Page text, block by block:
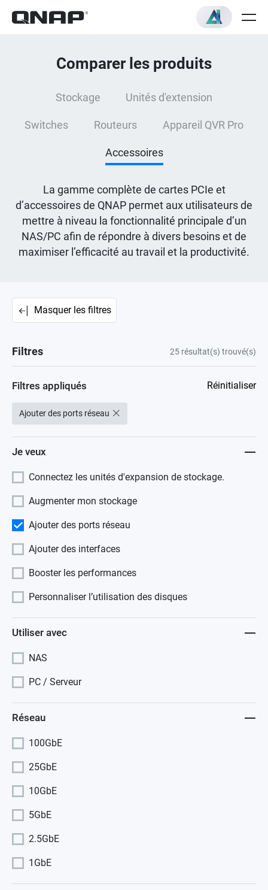
Comparer les produits
Stockage Unités d'extension
Switches Routeurs Appareil QVR Pro
Accessoires
La gamme complète de cartes PCIe et
d’accessoires de QNAP permet aux utilisateurs de
mettre à niveau la fonctionnalité principale d’un
NAS/PC afin de répondre à divers besoins et de
maximiser l’efficacité au travail et la productivité.
Masquer les filtres
Filtres 25 résultat(s) trouvé(s)
Filtres appliqués Réinitialiser
Ajouter des ports réseau
Je veux
Connectez les unités d'expansion de stockage.
Augmenter mon stockage
Ajouter des ports réseau
Ajouter des interfaces
Booster les performances
Personnaliser l’utilisation des disques
Utiliser avec
NAS
PC / Serveur
Réseau
100GbE
25GbE
10GbE
5GbE
2.5GbE
1GbE